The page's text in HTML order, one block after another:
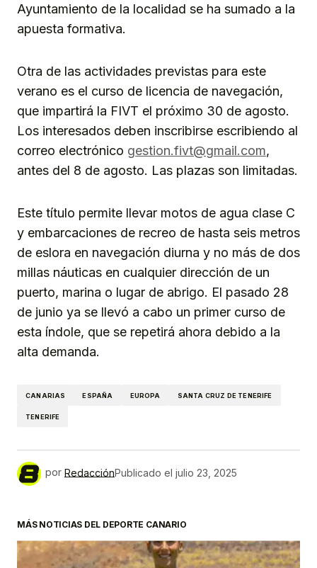
Ayuntamiento de la localidad se ha sumado a la
apuesta formativa.
Otra de las actividades previstas para este
verano es el curso de licencia de navegación,
que impartirá la FIVT el próximo 30 de agosto.
Los interesados deben inscribirse escribiendo al
correo electrónico gestion.fivt@gmail.com,
antes del 8 de agosto. Las plazas son limitadas.
Este título permite llevar motos de agua clase C
y embarcaciones de recreo de hasta seis metros
de eslora en navegación diurna y no más de dos
millas náuticas en cualquier dirección de un
puerto, marina o lugar de abrigo. El pasado 28
de junio ya se llevó a cabo un primer curso de
esta índole, que se repetirá ahora debido a la
alta demanda.
CANARIAS ESPAÑA EUROPA SANTA CRUZ DE TENERIFE
TENERIFE
por RedacciónPublicado el julio 23, 2025
MÁS NOTICIAS DEL DEPORTE CANARIO